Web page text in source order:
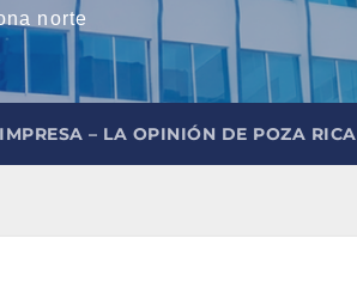
norte
– LA OPINIÓN DE POZA RICA